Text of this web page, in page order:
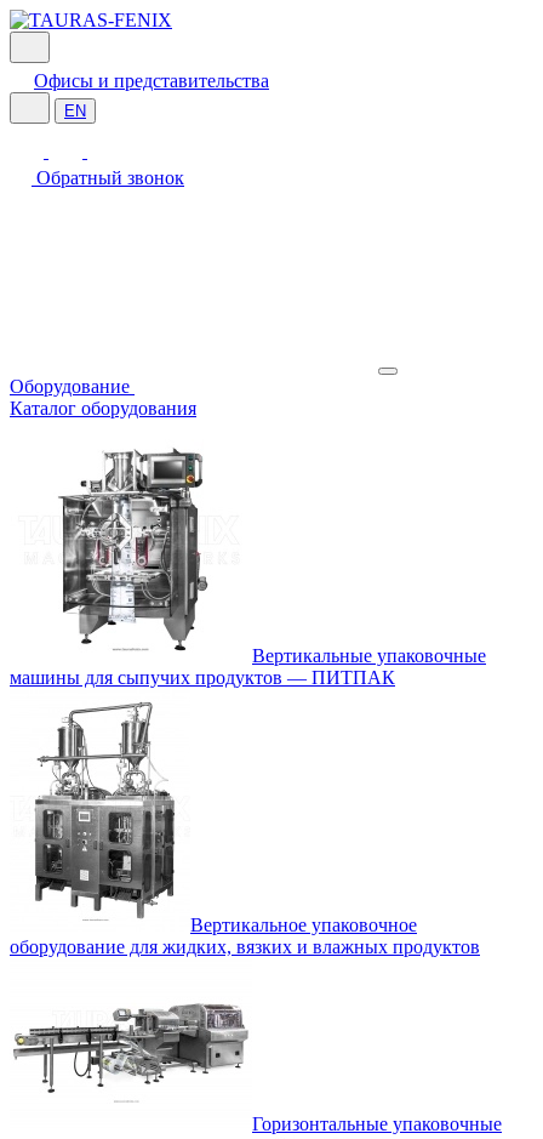
Офисы и представительства
EN
Обратный звонок
Оборудование
Каталог оборудования
Вертикальные упаковочные
машины для сыпучих продуктов — ПИТПАК
Вертикальное упаковочное
оборудование для жидких, вязких и влажных продуктов
Горизонтальные упаковочные